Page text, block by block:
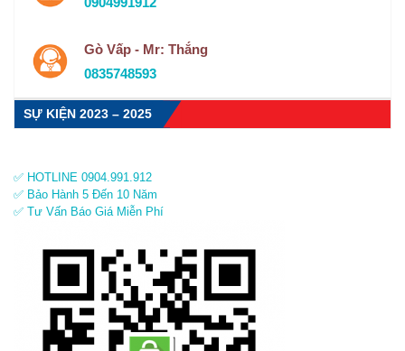
Gò Vấp - Mr: Thắng
0835748593
SỰ KIỆN 2023 – 2025
✅ HOTLINE 0904.991.912
✅ Bảo Hành 5 Đến 10 Năm
✅ Tư Vấn Báo Giá Miễn Phí